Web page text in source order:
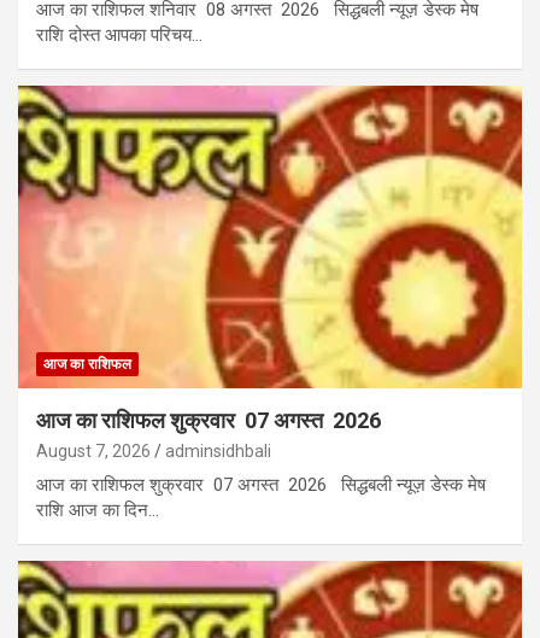
आज का राशिफल शनिवार 08 अगस्त 2026 सिद्धबली न्यूज़ डेस्क मेष
राशि दोस्त आपका परिचय…
आज का राशिफल
आज का राशिफल शुक्रवार 07 अगस्त 2026
August 7, 2026 adminsidhbali
आज का राशिफल शुक्रवार 07 अगस्त 2026 सिद्धबली न्यूज़ डेस्क मेष
राशि आज का दिन…